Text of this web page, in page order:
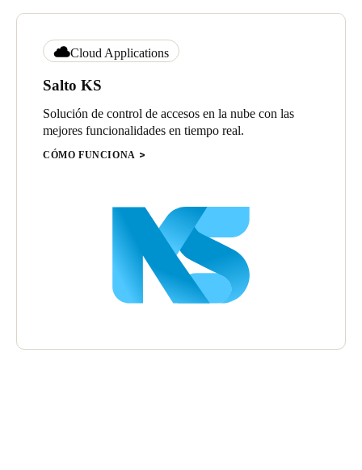
Cloud Applications
Salto KS
Solución de control de accesos en la nube con las
mejores funcionalidades en tiempo real.
CÓMO FUNCIONA